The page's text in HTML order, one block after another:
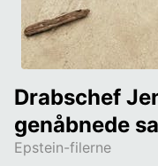
Epstein-filerne
Drabschef
genåbnede
rædsels-ranch